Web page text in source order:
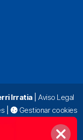
Irratia| Aviso Legal
Gestionar cookies
|